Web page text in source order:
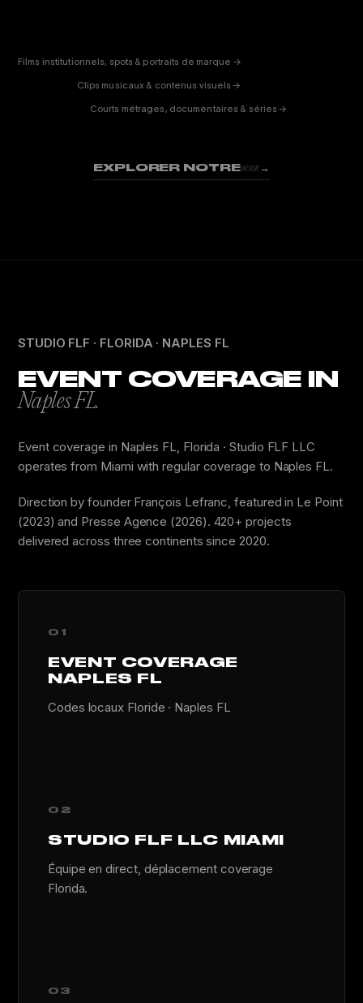
Films institutionnels, spots & portraits de marque →
Clips musicaux & contenus visuels →
FICTION
& DOC
Courts métrages, documentaires & séries →
EXPLORER NOTREWORK→
STUDIO FLF · FLORIDA · NAPLES FL
EVENT COVERAGE IN
Naples FL.
Event coverage in Naples FL, Florida · Studio FLF LLC
operates from Miami with regular coverage to Naples FL.
Direction by founder François Lefranc, featured in Le Point
(2023) and Presse Agence (2026). 420+ projects
delivered across three continents since 2020.
01
EVENT COVERAGE
NAPLES FL
Codes locaux Floride · Naples FL
02
STUDIO FLF LLC MIAMI
Équipe en direct, déplacement coverage
Florida.
03